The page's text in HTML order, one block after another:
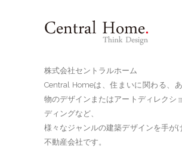
株式会社セントラルホーム
Central Homeは、住まいに関わる、
物のデザインまたはアートディレクシ
ディングなど、
様々なジャンルの建築デザインを手が
不動産会社です。